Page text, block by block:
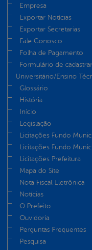
Empresa
Exportar Notícias
Exportar Secretarias
Fale Conosco
Folha de Pagamento
Formulário de
Universitário/Ensino
Glossário
História
Início
Legislação
Licitações Fundo
Licitações Fundo
Licitações Prefeitura
Mapa do Site
Nota Fiscal Eletrônica
Notícias
O Prefeito
Ouvidoria
Perguntas Frequentes
Pesquisa